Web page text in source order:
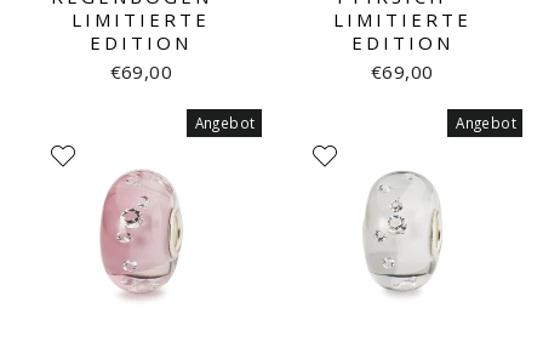
LIMITIERTE
EDITION
€69,00
LIMITIERTE
EDITION
€69,00
Angebot Angebot